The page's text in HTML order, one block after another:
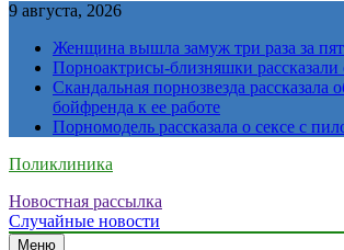
9 августа, 2026
Женщина вышла замуж три раза за
Порноактрисы-близняшки рассказали
Скандальная порнозвезда рассказала
бойфренда к ее работе
Порномодель рассказала о сексе с
Поликлиника
Новостная рассылка
Случайные новости
Меню